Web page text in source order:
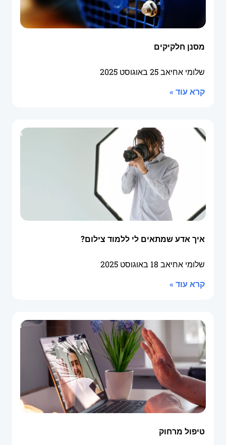
מסנן חלקיקים
שלומי אחיאב25 באוגוסט 2025
קרא עוד »
איך אדע שמתאים לי ללמוד צילום?
שלומי אחיאב 18 באוגוסט 2025
קרא עוד »
טיפול מרחוק